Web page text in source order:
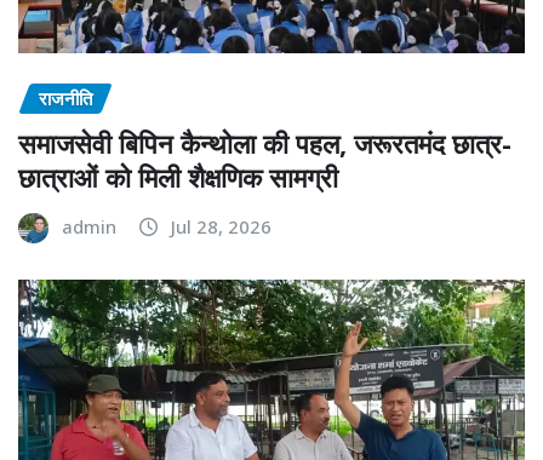
राजनीति
समाजसेवी बिपिन कैन्थोला की पहल, जरूरतमंद छात्र-
छात्राओं को मिली शैक्षणिक सामग्री
admin Jul 28, 2026